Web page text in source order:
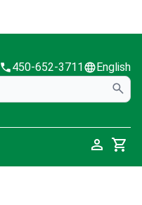
450-652-3711 English
Cart